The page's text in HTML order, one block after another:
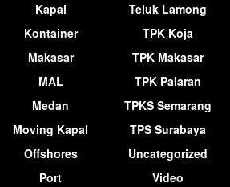
Kapal
Kontainer
Makasar
MAL
Medan
Moving Kapal
Offshores
Port
Teluk Lamong
TPK Koja
TPK Makasar
TPK Palaran
TPKS Semarang
TPS Surabaya
Uncategorized
Video